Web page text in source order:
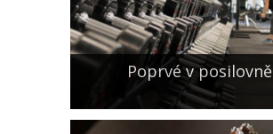
Poprvé v posilovně